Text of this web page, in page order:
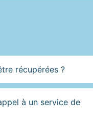
récupérées ?
à un service de